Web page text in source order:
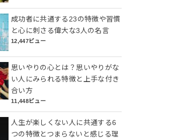
成功者に共通する23の特徴や習慣
と心に刺さる偉大な3人の名言
12,447ビュー
思いやりの心とは？思いやりがな
い人にみられる特徴と上手な付き
合い方
11,448ビュー
人生が楽しくない人に共通する6
つの特徴とつまらないと感じる理